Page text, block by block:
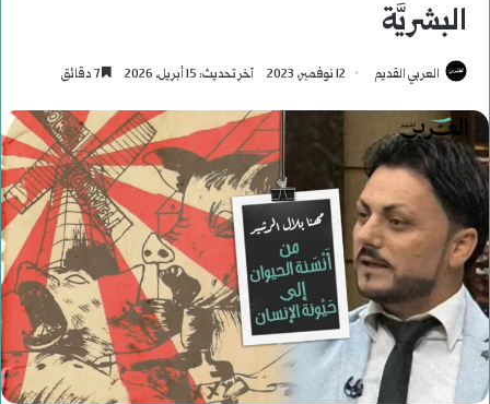
البشريَّة
العربي القديم 12 نوفمبر، 2023 آخر تحديث: 15 أبريل، 2026